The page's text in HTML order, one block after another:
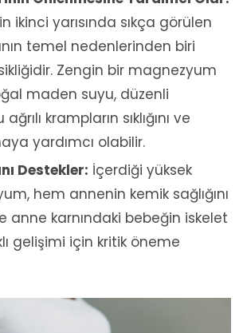
ikinci yarısında sıkça görülen
temel nedenlerinden biri
Zengin bir magnezyum
maden suyu, düzenli
krampların sıklığını ve
yardımcı olabilir.
Destekler: İçerdiği yüksek
hem annenin kemik sağlığını
anne karnındaki bebeğin iskelet
gelişimi için kritik öneme